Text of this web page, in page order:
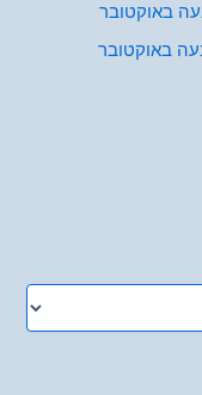
באוקטובר
באוקטובר